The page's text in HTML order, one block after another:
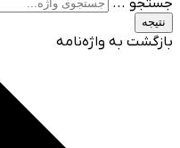
نتیجه
بازگشت به واژه‌نامه